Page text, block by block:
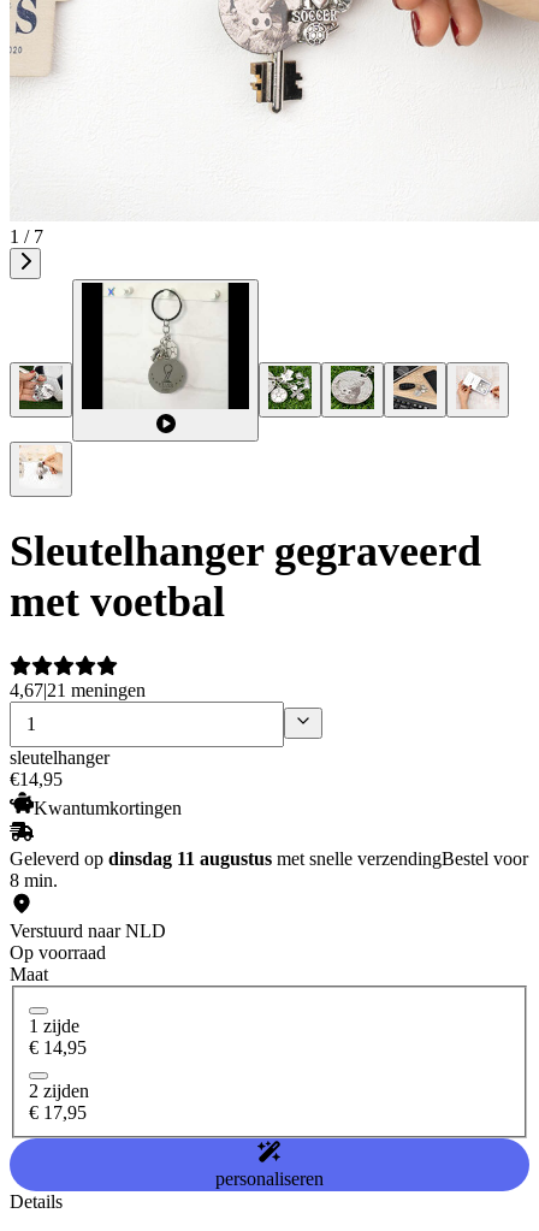
1 / 7
Sleutelhanger gegraveerd
met voetbal
4,67|21 meningen
sleutelhanger
€14,95
Kwantumkortingen
Geleverd op dinsdag 11 augustus met snelle verzendingBestel voor
8 min.
Verstuurd naar NLD
Op voorraad
Maat
1 zijde
€ 14,95
2 zijden
€ 17,95
personaliseren
Details